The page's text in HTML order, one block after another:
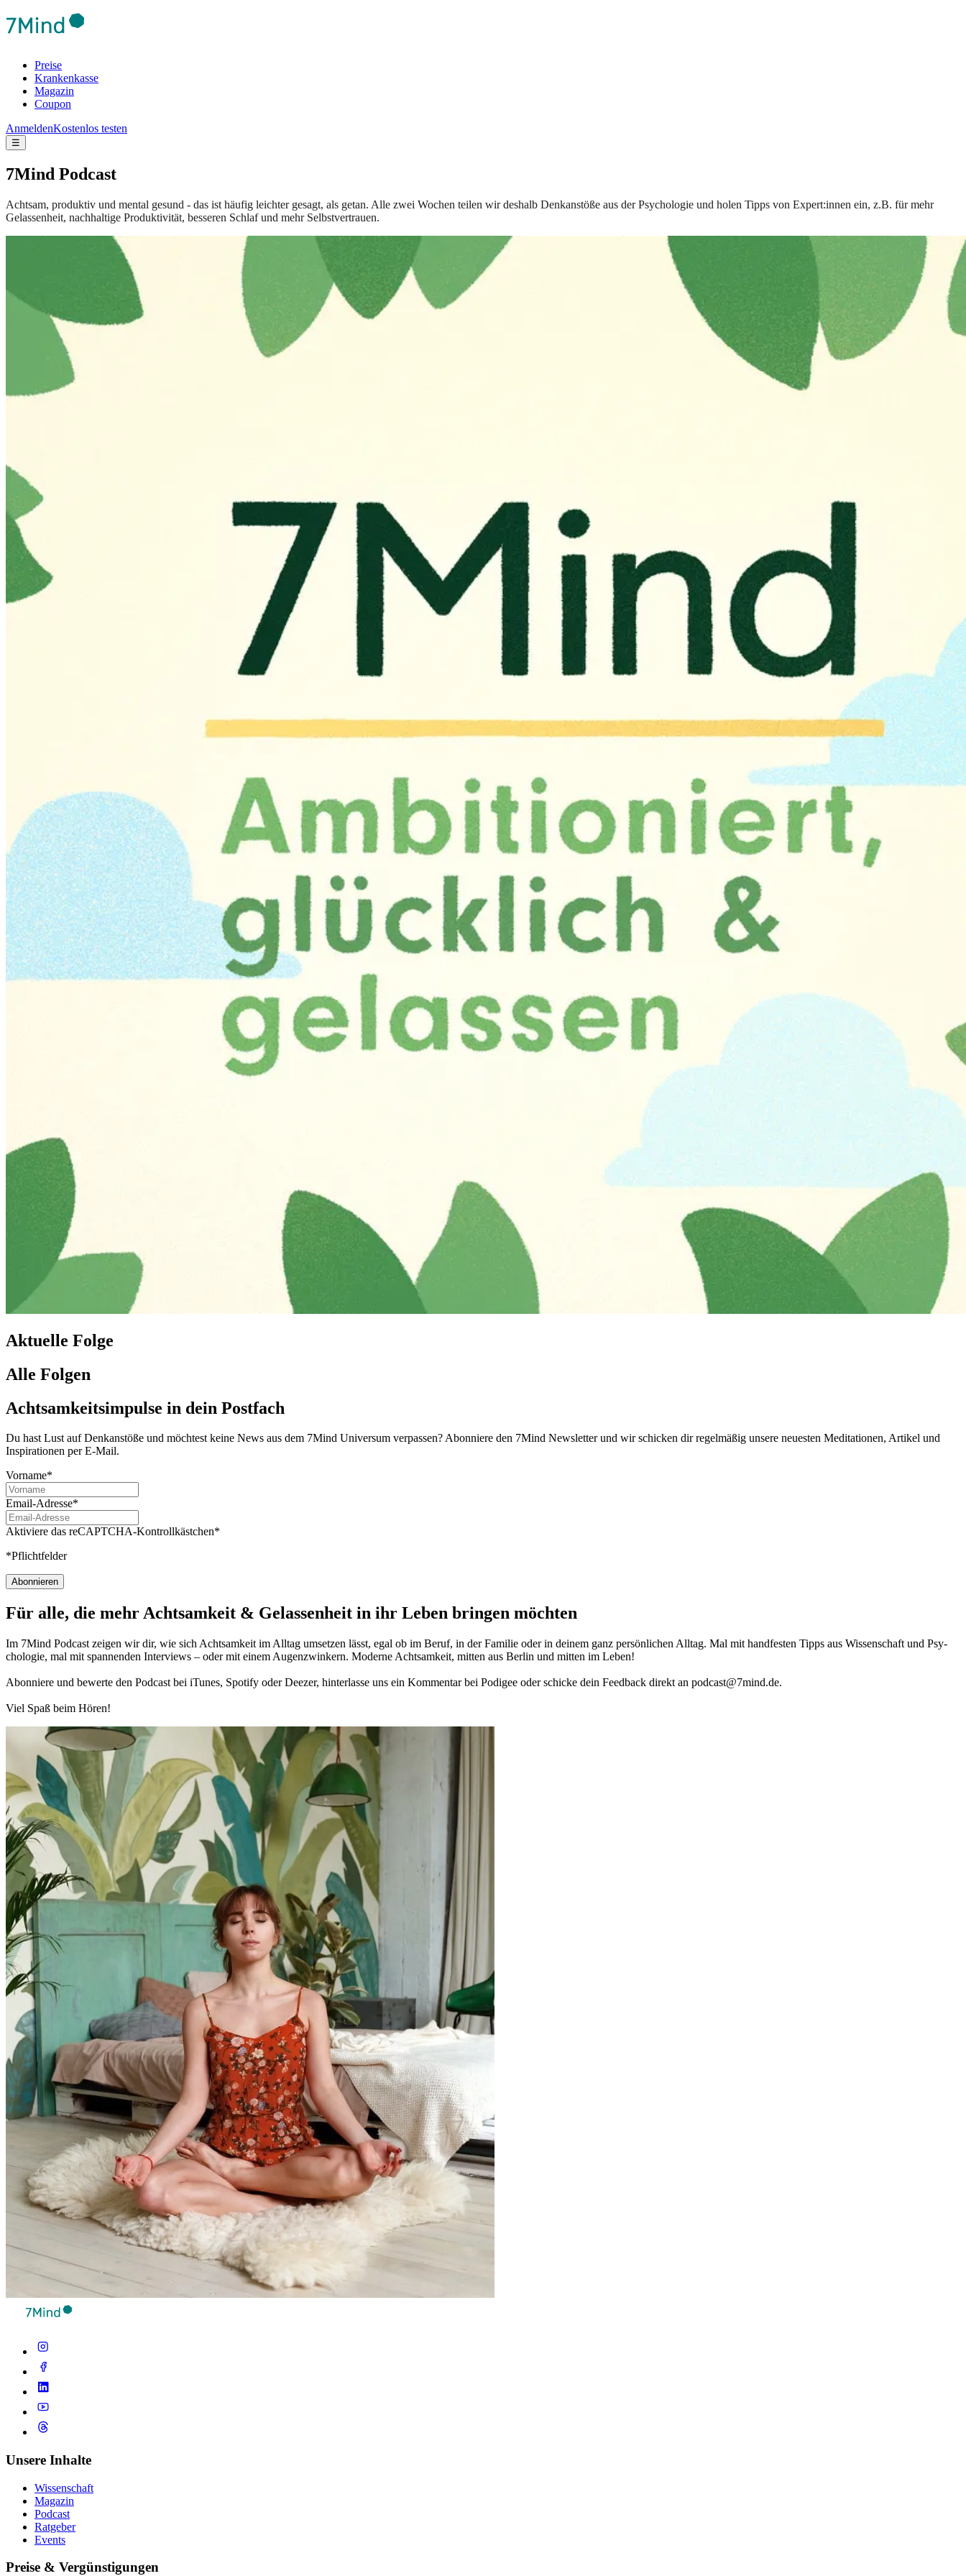
Preise
Krankenkasse
Magazin
Coupon
AnmeldenKostenlos testen
☰
7Mind Podcast
Achtsam, produktiv und mental gesund - das ist häufig leichter gesagt, als getan. Alle zwei Wochen teilen wir deshalb Denkanstöße aus der Psychologie und holen Tipps von Expert:innen ein, z.B. für mehr
Gelassenheit, nachhaltige Produktivität, besseren Schlaf und mehr Selbstvertrauen.
Aktuelle Folge
Alle Folgen
Achtsamkeitsimpulse in dein Postfach
Du hast Lust auf Denkanstöße und möchtest keine News aus dem 7Mind Universum verpassen? Abon­niere den 7Mind News­let­ter und wir schicken dir regelmäßig unsere neuesten Meditationen, Artikel und
Inspirationen per E-Mail.
Vorname*
Email-Adresse*
Aktiviere das reCAPTCHA-Kontrollkästchen*
*Pflichtfelder
Abonnieren
Für alle, die mehr Acht­sam­keit & Gelas­sen­heit in ihr Leben brin­gen möch­ten
Im 7Mind Pod­cast zeigen wir dir, wie sich Acht­sam­keit im Alltag umset­zen lässt, egal ob im Beruf, in der Fami­lie oder in deinem ganz per­sön­li­chen Alltag. Mal mit hand­fes­ten Tipps aus Wis­sen­schaft und Psy­
cho­lo­gie, mal mit spannenden Interviews – oder mit einem Augen­zwin­kern. Moderne Acht­sam­keit, mitten aus Berlin und mitten im Leben!
Abon­niere und bewerte den Pod­cast bei iTunes, Spo­tify oder Deezer, hin­ter­lasse uns ein Kom­men­tar bei Podigee oder schi­cke dein Feed­back direkt an podcast@​7​mind.​de.
Viel Spaß beim Hören!
Unsere Inhalte
Wissenschaft
Magazin
Podcast
Ratgeber
Events
Preise & Vergünstigungen